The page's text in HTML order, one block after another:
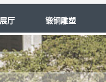
厅 锻铜雕塑